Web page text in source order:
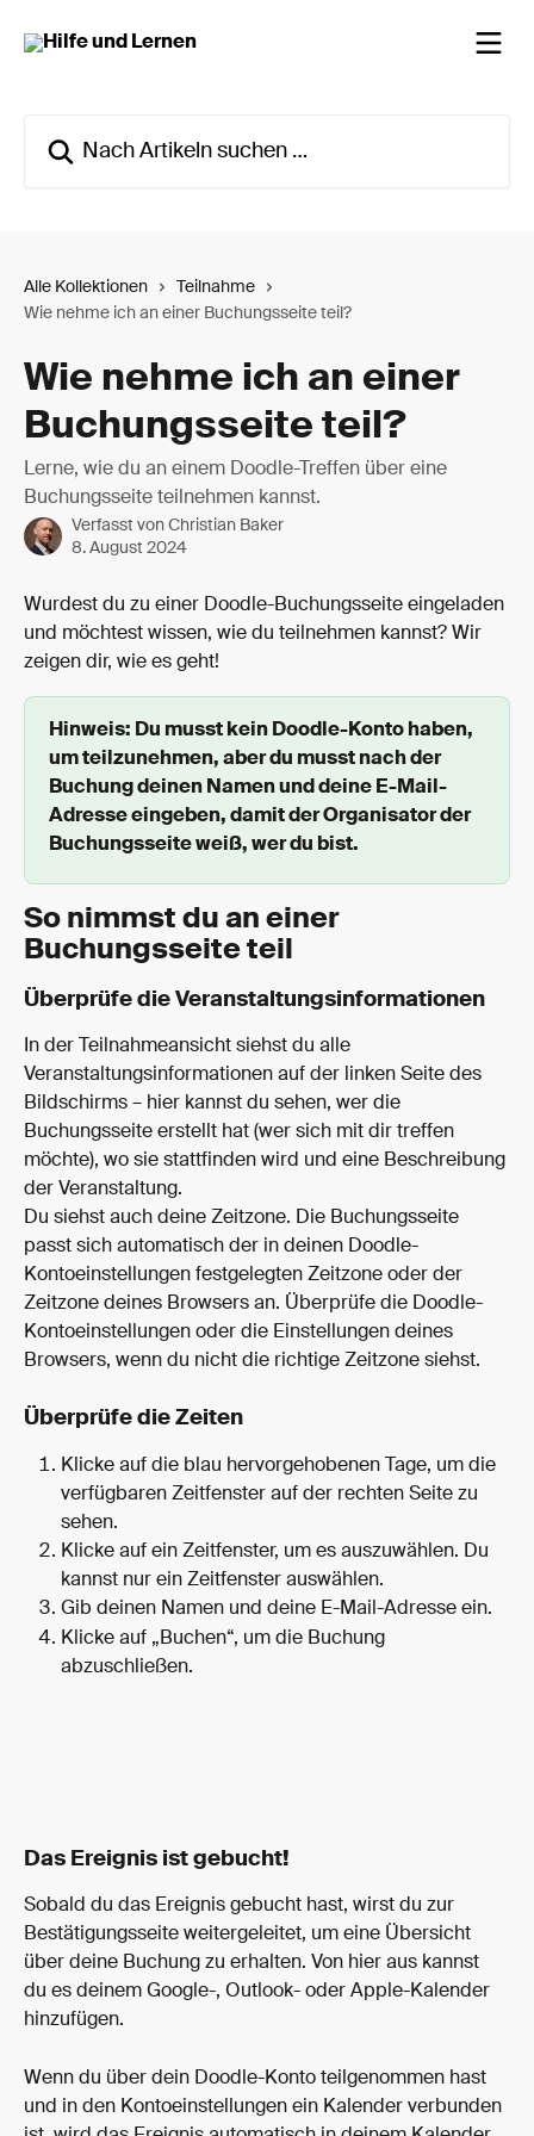
Alle Kollektionen
Teilnahme
Wie nehme ich an einer Buchungsseite teil?
Wie nehme ich an einer
Buchungsseite teil?
Lerne, wie du an einem Doodle-Treffen über eine
Buchungsseite teilnehmen kannst.
Verfasst von Christian Baker
8. August 2024
Wurdest du zu einer Doodle-Buchungsseite eingeladen
und möchtest wissen, wie du teilnehmen kannst? Wir
zeigen dir, wie es geht!
Hinweis: Du musst kein Doodle-Konto haben,
um teilzunehmen, aber du musst nach der
Buchung deinen Namen und deine E-Mail-
Adresse eingeben, damit der Organisator der
Buchungsseite weiß, wer du bist.
So nimmst du an einer
Buchungsseite teil
Überprüfe die Veranstaltungsinformationen
In der Teilnahmeansicht siehst du alle
Veranstaltungsinformationen auf der linken Seite des
Bildschirms – hier kannst du sehen, wer die
Buchungsseite erstellt hat (wer sich mit dir treffen
möchte), wo sie stattfinden wird und eine Beschreibung
der Veranstaltung.
Du siehst auch deine Zeitzone. Die Buchungsseite
passt sich automatisch der in deinen Doodle-
Kontoeinstellungen festgelegten Zeitzone oder der
Zeitzone deines Browsers an. Überprüfe die Doodle-
Kontoeinstellungen oder die Einstellungen deines
Browsers, wenn du nicht die richtige Zeitzone siehst.
Überprüfe die Zeiten
Klicke auf die blau hervorgehobenen Tage, um die
verfügbaren Zeitfenster auf der rechten Seite zu
sehen.
Klicke auf ein Zeitfenster, um es auszuwählen. Du
kannst nur ein Zeitfenster auswählen.
Gib deinen Namen und deine E-Mail-Adresse ein.
Klicke auf „Buchen“, um die Buchung
abzuschließen.
Das Ereignis ist gebucht!
Sobald du das Ereignis gebucht hast, wirst du zur
Bestätigungsseite weitergeleitet, um eine Übersicht
über deine Buchung zu erhalten. Von hier aus kannst
du es deinem Google-, Outlook- oder Apple-Kalender
hinzufügen.
Wenn du über dein Doodle-Konto teilgenommen hast
und in den Kontoeinstellungen ein Kalender verbunden